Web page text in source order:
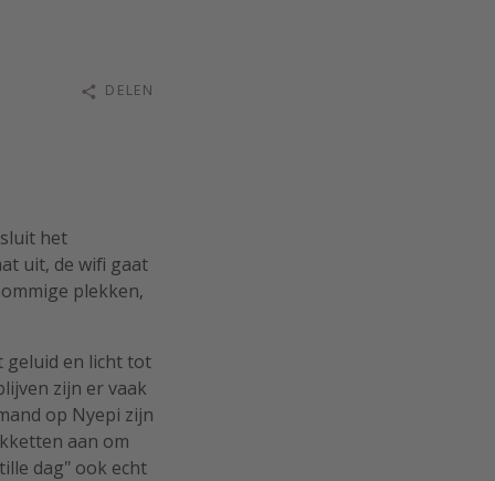
DELEN
het
uit, de wifi gaat
plekken,
geluid en licht tot
zijn er vaak
op Nyepi zijn
aan om
dag" ook echt